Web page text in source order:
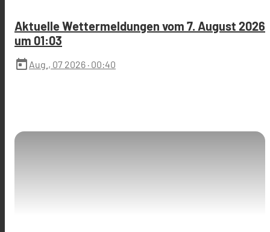
Aktuelle Wettermeldungen vom 7. August 2026
um 01:03
today Aug., 07 2026 · 00:40